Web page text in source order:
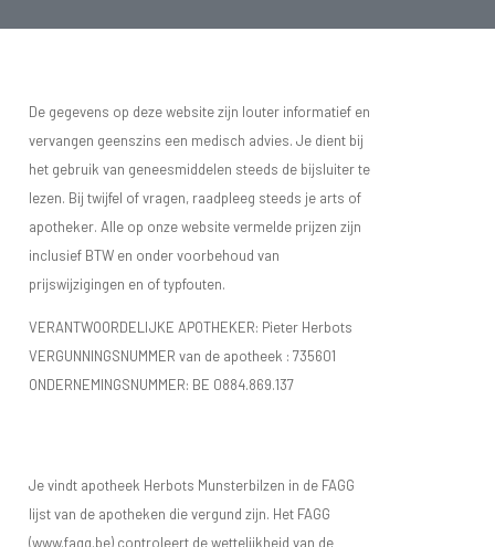
De gegevens op deze website zijn louter informatief en
vervangen geenszins een medisch advies. Je dient bij
het gebruik van geneesmiddelen steeds de bijsluiter te
lezen. Bij twijfel of vragen, raadpleeg steeds je arts of
apotheker. Alle op onze website vermelde prijzen zijn
inclusief BTW en onder voorbehoud van
prijswijzigingen en of typfouten.
VERANTWOORDELIJKE APOTHEKER: Pieter Herbots
VERGUNNINGSNUMMER van de apotheek : 735601
ONDERNEMINGSNUMMER: BE 0884.869.137
Je vindt apotheek Herbots Munsterbilzen in de FAGG
lijst van de apotheken die vergund zijn. Het FAGG
(www.fagg.be) controleert de wettelijkheid van de